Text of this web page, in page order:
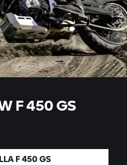
F 450 GS
F 450 GS